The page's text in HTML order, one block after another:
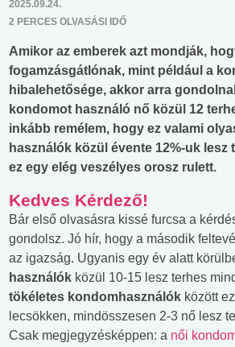
2025.09.24.
2 PERCES OLVASÁSI IDŐ
Amikor az emberek azt mondják,
fogamzásgátlónak, mint például a
hibalehetősége, akkor arra
kondomot használó nő közül 12
inkább remélem, hogy ez valami
használók közül évente 12%-uk lesz
ez egy elég veszélyes orosz rulett.
Kedves Kérdező!
Bár első olvasásra kissé furcsa a
gondolsz. Jó hír, hogy a második
az igazság. Ugyanis egy év alatt
használók közül 10-15 lesz terhes
tökéletes kondomhasználók között
lecsökken, mindösszesen 2-3 nő lesz
Csak megjegyzésképpen: a női